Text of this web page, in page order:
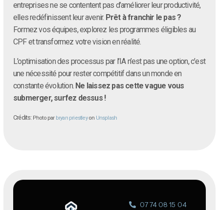
entreprises ne se contentent pas d’améliorer leur productivité,
elles redéfinissent leur avenir. Prêt à franchir le pas ?
Formez vos équipes, explorez les programmes éligibles au
CPF et transformez votre vision en réalité.
L’optimisation des processus par l’IA n’est pas une option, c’est
une nécessité pour rester compétitif dans un monde en
constante évolution. Ne laissez pas cette vague vous
submerger, surfez dessus !
Crédits: Photo par bryan priestleyon Unsplash
07 74 08 15 04